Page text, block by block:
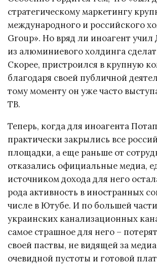
стратегическому маркетингу
международного и российского
Group». Но вряд ли иноагент учил
из алюминиевого холдинга
Скорее, пристроился в крупную
благодаря своей публичной
тому моменту он уже часто
ТВ.
Теперь, когда для иноагента
практически закрылись все
площадки, а еще раньше от
отказались официальные медиа,
источником дохода для него
рода активность в иностранных
числе в Ютубе. И по большей
украинских канализационных
самое страшное для него –
своей паствы, не видящей за
очевидной пустоты и готовой